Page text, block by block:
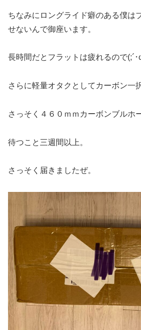
ちなみにロングライド癖のある僕は
せないんで御座います。
長時間だとフラットは疲れるので(;´
さらに軽量オタクとしてカーボン一択
さっそく４６０ｍｍカーボンブルホ
待つこと三週間以上。
さっそく届きましたぜ。